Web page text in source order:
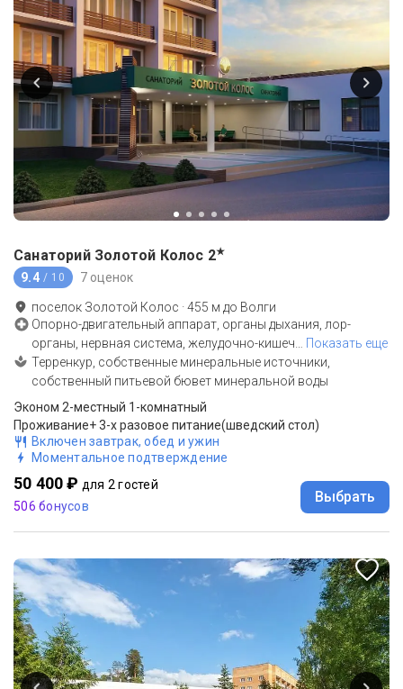
Санаторий Золотой Колос 2★
9.4 / 10 7 оценок
поселок Золотой Колос ·455 м до Волги
Опорно-двигательный аппарат, органы дыхания, лор-
органы, нервная система, желудочно-кишеч
Показать еще
Терренкур, собственные минеральные источники,
собственный питьевой бювет минеральной воды
Эконом 2-местный 1-комнатный
Проживание+ 3-х разовое питание(шведский стол)
Включен завтрак, обед и ужин
Моментальное подтверждение
50 400 ₽ для 2 гостей
506 бонусов
Выбрать